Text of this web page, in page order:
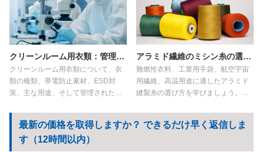
クリーンルーム用衣類：管理された環境のための究極ガイド
クリーンルーム用衣類について、衣
類の種類、帯電防止素材、ESD対
策、主な用途、そして管理された環
しょう。
アラミド繊維のミシン糸の選び方
難燃性衣料、工業用手袋、航空宇宙
用繊維、高温用途に適したアラミド
縫製糸の選び方を学びましょう。メ
タマイズオプションについて解説し
最新の価格を取得しますか？ できるだけ早く返信しま
す（12時間以内）